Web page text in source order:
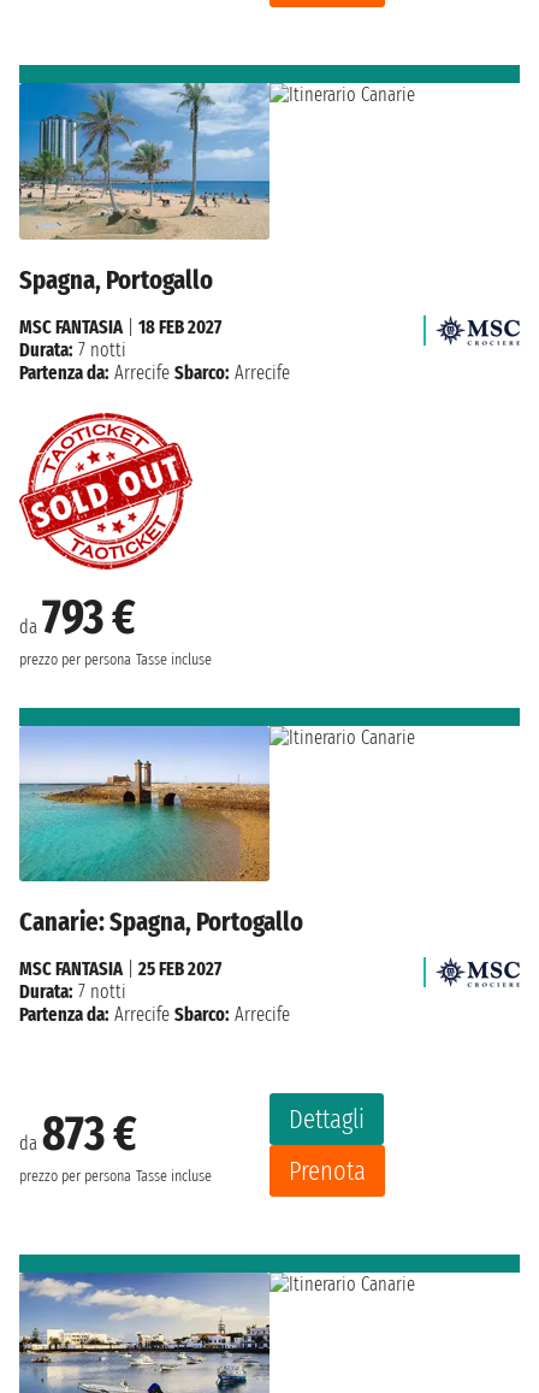
Spagna, Portogallo
da 793 €
prezzo per persona Tasse incluse
MSC FANTASIA| 18 FEB 2027
Durata: 7 notti
Partenza da: Arrecife Sbarco: Arrecife
Canarie: Spagna, Portogallo
da 873 €
prezzo per persona Tasse incluse
Dettagli
Prenota
MSC FANTASIA| 25 FEB 2027
Durata: 7 notti
Partenza da: Arrecife Sbarco: Arrecife